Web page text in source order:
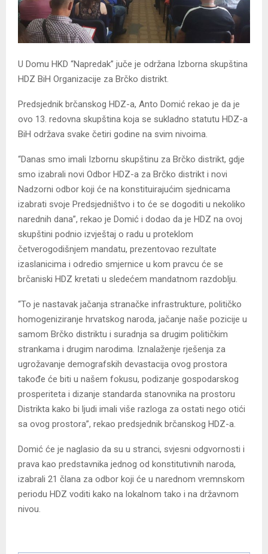
U Domu HKD “Napredak” juče je održana Izborna skupština
HDZ BiH Organizacije za Brčko distrikt.
Predsjednik brčanskog HDZ-a, Anto Domić rekao je da je
ovo 13. redovna skupština koja se sukladno statutu HDZ-a
BiH održava svake četiri godine na svim nivoima.
“Danas smo imali Izbornu skupštinu za Brčko distrikt, gdje
smo izabrali novi Odbor HDZ-a za Brčko distrikt i novi
Nadzorni odbor koji će na konstituirajućim sjednicama
izabrati svoje Predsjedništvo i to će se dogoditi u nekoliko
narednih dana”, rekao je Domić i dodao da je HDZ na ovoj
skupštini podnio izvještaj o radu u proteklom
četverogodišnjem mandatu, prezentovao rezultate
izaslanicima i odredio smjernice u kom pravcu će se
brčaniski HDZ kretati u sledećem mandatnom razdoblju.
“To je nastavak jačanja stranačke infrastrukture, političko
homogeniziranje hrvatskog naroda, jačanje naše pozicije u
samom Brčko distriktu i suradnja sa drugim političkim
strankama i drugim narodima. Iznalaženje rješenja za
ugrožavanje demografskih devastacija ovog prostora
takođe će biti u našem fokusu, podizanje gospodarskog
prosperiteta i dizanje standarda stanovnika na prostoru
Distrikta kako bi ljudi imali više razloga za ostati nego otići
sa ovog prostora”, rekao predsjednik brčanskog HDZ-a.
Domić će je naglasio da su u stranci, svjesni odgvornosti i
prava kao predstavnika jednog od konstitutivnih naroda,
izabrali 21 člana za odbor koji će u narednom vremnskom
periodu HDZ voditi kako na lokalnom tako i na državnom
nivou.